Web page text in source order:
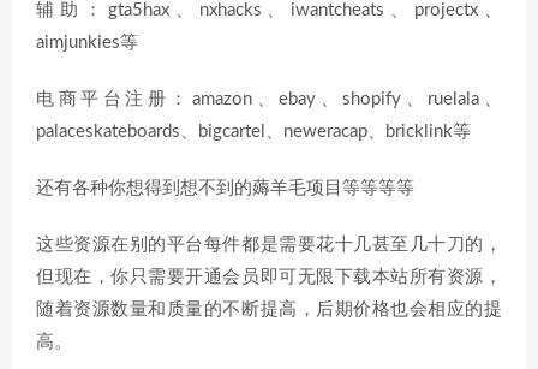
辅助：gta5hax、nxhacks、iwantcheats、projectx、
aimjunkies等
电商平台注册：amazon、ebay、shopify、ruelala、
palaceskateboards、bigcartel、neweracap、bricklink等
还有各种你想得到想不到的薅羊毛项目等等等等
这些资源在别的平台每件都是需要花十几甚至几十刀的，
但现在，你只需要开通会员即可无限下载本站所有资源，
随着资源数量和质量的不断提高，后期价格也会相应的提
高。